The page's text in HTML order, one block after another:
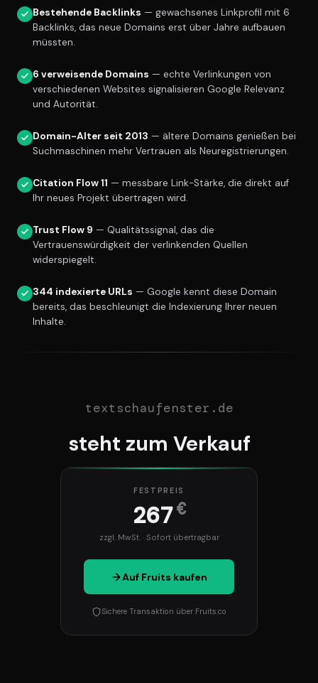
Bestehende Backlinks — gewachsenes Linkprofil mit 6
Backlinks, das neue Domains erst über Jahre aufbauen
müssten.
6 verweisende Domains — echte Verlinkungen von
verschiedenen Websites signalisieren Google Relevanz
und Autorität.
Domain-Alter seit 2013 — ältere Domains genießen bei
Suchmaschinen mehr Vertrauen als Neuregistrierungen.
Citation Flow 11 — messbare Link-Stärke, die direkt auf
Ihr neues Projekt übertragen wird.
Trust Flow 9 — Qualitätssignal, das die
Vertrauenswürdigkeit der verlinkenden Quellen
widerspiegelt.
344 indexierte URLs — Google kennt diese Domain
bereits, das beschleunigt die Indexierung Ihrer neuen
Inhalte.
textschaufenster.de
steht zum Verkauf
FESTPREIS
267€
zzgl. MwSt. · Sofort übertragbar
Auf Fruits kaufen
Sichere Transaktion über Fruits.co